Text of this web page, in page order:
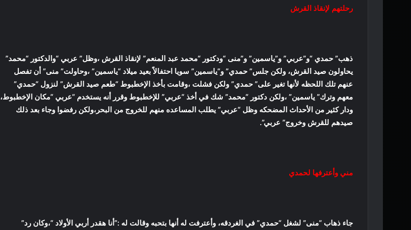
رحلتهم لإنقاذ القرش
ذهب” حمدي “و”عربي” و”ياسمين” و”منى “ودكتور “محمد عبد المنعم” لإنقاذ القرش ،وظل” عربي “والدكتور “محمد”
يحاولون صيد القرش، ولكن جلس” حمدي” و”ياسمين” سويا احتفالاً بعيد ميلاد “ياسمين” ،وحاولت” منى” أن تفصل
عنهم تلك اللحظه لأنها تغير على” حمدي” ولكن فشلت ،وقامت بأخذ الإخطبوط “طعم صيد القرش” لنزول “حمدي”
معهم وترك” ياسمين” ،ولكن دكتور “محمد” شك في أخذ “عربي” للإخطبوط وقرر أنه يستخدم “عربي “مكان الإخطبوط،
ودار كثير من الأحداث المضحكه وظل “عربي” يطلب المساعده منهم للخروج من البحر،ولكن رفضوا وجاء بعد ذلك
صيدهم للقرش وخروج” عربي”.
مني وأعترفها لحمدي
جاء ذهاب “منى” لشغل “حمدي” في الغردقه، وأعترفت له أنها بتحبه وقالت له :”أنا هقدر أربي الأولاد “،وكان رد”